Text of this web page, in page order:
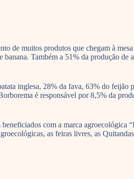
de muitos produtos que chegam à
Também a 51% da produção
inglesa, 28% da fava, 63% do
é responsável por 8,5% da
com a marca
as feiras livres, as